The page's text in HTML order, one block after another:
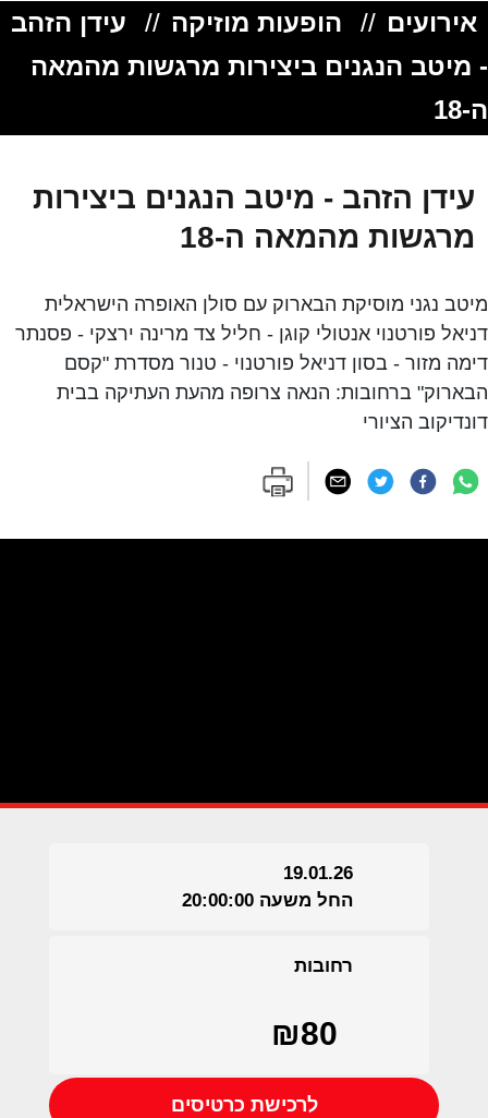
אירועים // הופעות מוזיקה //
עידן הזהב
- מיטב הנגנים ביצירות מרגשות מהמאה
ה-18
עידן הזהב - מיטב הנגנים ביצירות
מרגשות מהמאה ה-18
מיטב נגני מוסיקת הבארוק עם סולן האופרה הישראלית
דניאל פורטנוי אנטולי קוגן - חליל צד מרינה ירצקי - פסנתר
דימה מזור - בסון דניאל פורטנוי - טנור מסדרת "קסם
הבארוק" ברחובות: הנאה צרופה מהעת העתיקה בבית
דונדיקוב הציורי
19.01.26
החל משעה 20:00:00
רחובות
₪80
לרכישת כרטיסים